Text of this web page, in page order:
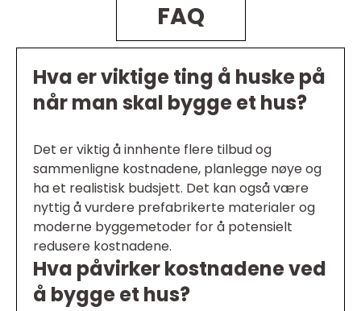
FAQ
Hva er viktige ting å huske på
når man skal bygge et hus?
Det er viktig å innhente flere tilbud og
sammenligne kostnadene, planlegge nøye og
ha et realistisk budsjett. Det kan også være
nyttig å vurdere prefabrikerte materialer og
moderne byggemetoder for å potensielt
redusere kostnadene.
Hva påvirker kostnadene ved
å bygge et hus?